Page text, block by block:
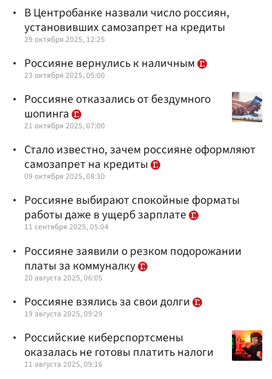
В Центробанке назвали число россиян,
установивших самозапрет на кредиты
29 октября 2025, 12:25
Россияне вернулись к наличным
23 октября 2025, 05:00
Россияне отказались от бездумного
шопинга
21 октября 2025, 07:00
Стало известно, зачем россияне оформляют
самозапрет на кредиты
09 октября 2025, 08:30
Россияне выбирают спокойные форматы
работы даже в ущерб зарплате
11 сентября 2025, 05:04
Россияне заявили о резком подорожании
платы за коммуналку
20 августа 2025, 06:05
Россияне взялись за свои долги
19 августа 2025, 09:29
Российские киберспортсмены
оказалась не готовы платить налоги
11 августа 2025, 09:16